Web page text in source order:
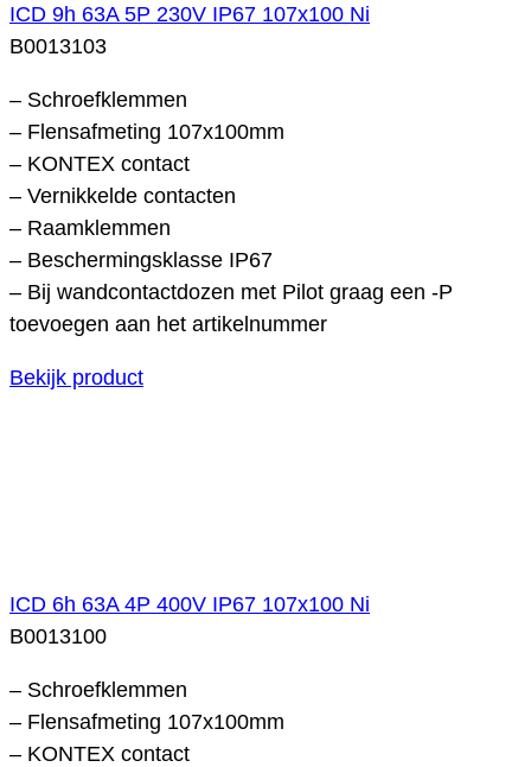
ICD 9h 63A 5P 230V IP67 107x100 Ni
B0013103
– Schroefklemmen
– Flensafmeting 107x100mm
– KONTEX contact
– Vernikkelde contacten
– Raamklemmen
– Beschermingsklasse IP67
– Bij wandcontactdozen met Pilot graag een -P
toevoegen aan het artikelnummer
Bekijk product
ICD 6h 63A 4P 400V IP67 107x100 Ni
B0013100
– Schroefklemmen
– Flensafmeting 107x100mm
– KONTEX contact